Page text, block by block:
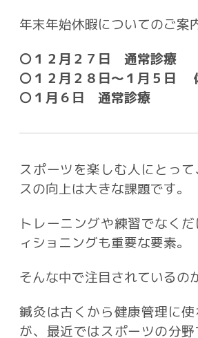
年末年始休暇についてのご案
〇１２月２７日 通常診療
〇１２月２８日～１月５日
〇１月６日 通常診療
スポーツを楽しむ人にとっ
スの向上は大きな課題です。
トレーニングや練習でなく
ィショニングも重要な要素。
そんな中で注目されているの
鍼灸は古くから健康管理に
が、最近ではスポーツの分